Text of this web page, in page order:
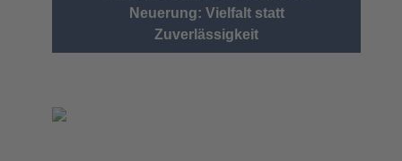
Neuerung: Vielfalt statt
Zuverlässigkeit